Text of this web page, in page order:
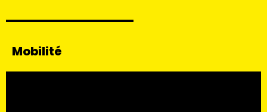
Mobilité